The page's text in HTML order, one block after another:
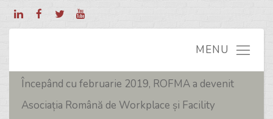
Începând cu februarie 2019, ROFMA a devenit
Asociația Română de Workplace și Facility